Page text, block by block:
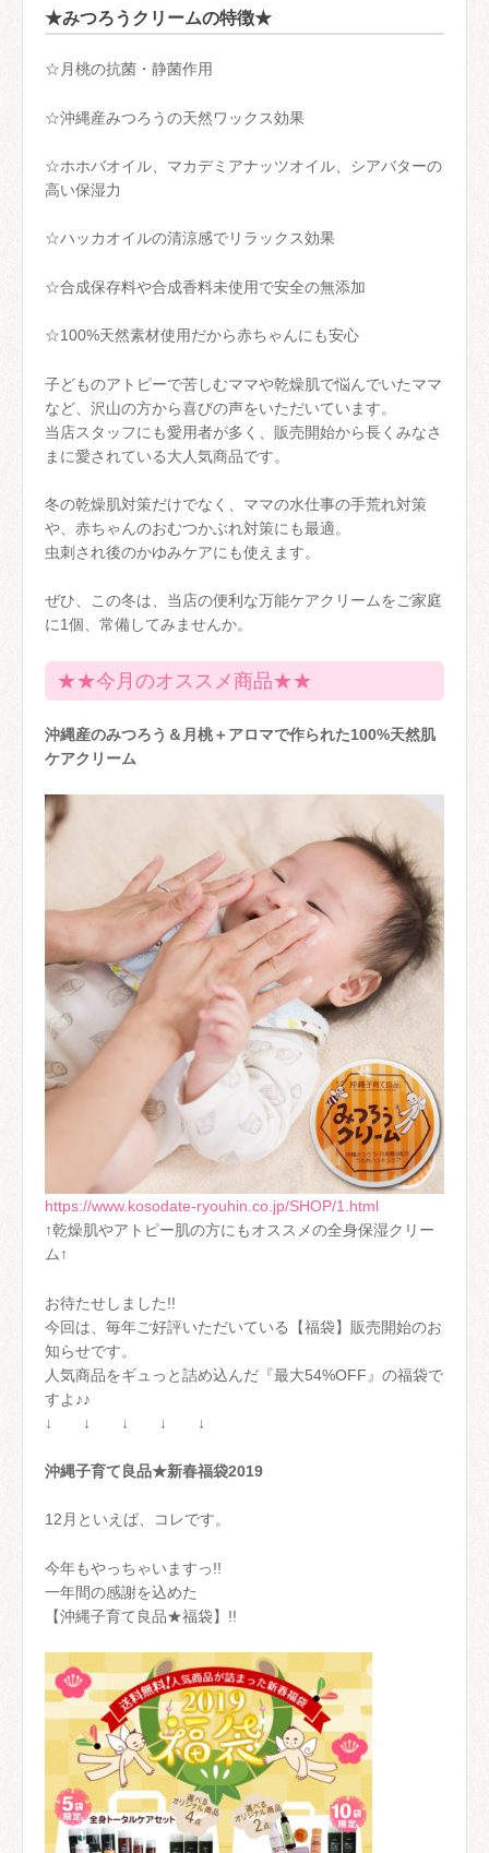
★みつろうクリームの特徴★
☆月桃の抗菌・静菌作用
☆沖縄産みつろうの天然ワックス効果
☆ホホバオイル、マカデミアナッツオイル、シアバターの
高い保湿力
☆ハッカオイルの清涼感でリラックス効果
☆合成保存料や合成香料未使用で安全の無添加
☆100%天然素材使用だから赤ちゃんにも安心
子どものアトピーで苦しむママや乾燥肌で悩んでいたママ
など、沢山の方から喜びの声をいただいています。
当店スタッフにも愛用者が多く、販売開始から長くみなさ
まに愛されている大人気商品です。
冬の乾燥肌対策だけでなく、ママの水仕事の手荒れ対策
や、赤ちゃんのおむつかぶれ対策にも最適。
虫刺され後のかゆみケアにも使えます。
ぜひ、この冬は、当店の便利な万能ケアクリームをご家庭
に1個、常備してみませんか。
★★今月のオススメ商品★★
沖縄産のみつろう＆月桃＋アロマで作られた100%天然肌
ケアクリーム
https://www.kosodate-ryouhin.co.jp/SHOP/1.html
↑乾燥肌やアトピー肌の方にもオススメの全身保湿クリー
ム↑
お待たせしました!!
今回は、毎年ご好評いただいている【福袋】販売開始のお
知らせです。
人気商品をギュっと詰め込んだ『最大54%OFF』の福袋で
すよ♪♪
↓ ↓ ↓ ↓ ↓
沖縄子育て良品★新春福袋2019
12月といえば、コレです。
今年もやっちゃいますっ!!
一年間の感謝を込めた
【沖縄子育て良品★福袋】!!